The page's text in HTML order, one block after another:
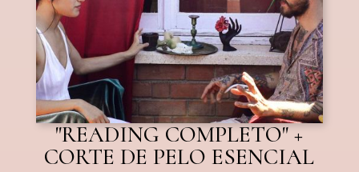
"READING COMPLETO" +
CORTE DE PELO ESENCIAL